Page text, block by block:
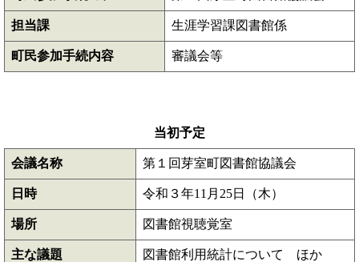
担当課 生涯学習課図書館係
町民参加手続内容 審議会等
当初予定
会議名称 第１回芽室町図書館協議会
日時 令和３年11月25日（木）
場所 図書館視聴覚室
主な議題 図書館利用統計について ほか